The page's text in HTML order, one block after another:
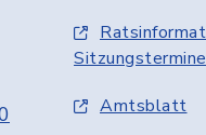
Sitzungstermine
Amtsblatt